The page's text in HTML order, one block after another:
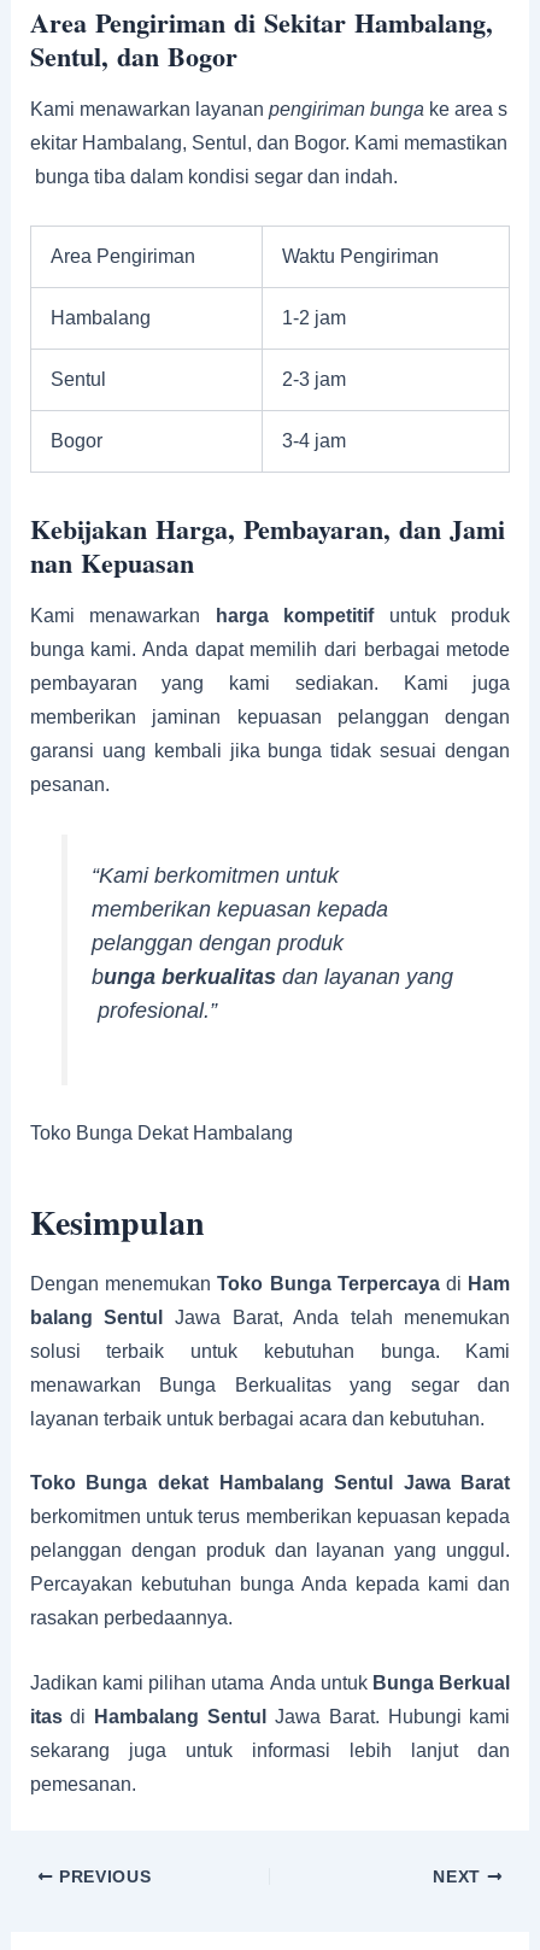
Area Pengiriman di Sekitar Hambalang,
Sentul, dan Bogor
Kami menawarkan layanan pengiriman bunga ke area s
ekitar Hambalang, Sentul, dan Bogor. Kami memastikan
bunga tiba dalam kondisi segar dan indah.
Area Pengiriman Waktu Pengiriman
Hambalang 1-2 jam
Sentul 2-3 jam
Bogor 3-4 jam
Kebijakan Harga, Pembayaran, dan Jami
nan Kepuasan
Kami menawarkan harga kompetitifuntuk produk
bunga kami. Anda dapat memilih dari berbagai metode
pembayaran yang kami sediakan. Kami juga
memberikan jaminan kepuasan pelanggan dengan
garansi uang kembali jika bunga tidak sesuai dengan
pesanan.
“Kami berkomitmen untuk
memberikan kepuasan kepada
pelanggan dengan produk
bunga berkualitas dan layanan yang
profesional.”
Toko Bunga Dekat Hambalang
Kesimpulan
Dengan menemukanToko Bunga Terpercayadi Ham
balang Sentul
Jawa Barat, Anda telah menemukan
solusi terbaik untuk kebutuhan bunga. Kami
menawarkan Bunga Berkualitas yang segar dan
layanan terbaik untuk berbagai acara dan kebutuhan.
Toko Bunga dekat Hambalang Sentul Jawa Barat
berkomitmen untuk terus memberikan kepuasan kepada
pelanggan dengan produk dan layanan yang unggul.
Percayakan kebutuhan bunga Anda kepada kami dan
rasakan perbedaannya.
Jadikan kami pilihan utama Anda untuk Bunga Berkual
itasdi Hambalang Sentul
Jawa Barat. Hubungi kami
sekarang juga untuk informasi lebih lanjut dan
pemesanan.
PREVIOUS NEXT